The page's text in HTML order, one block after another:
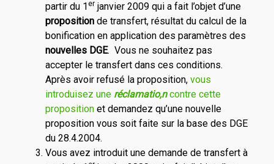
partir du 1erjanvier 2009 qui a fait l’objet d’une
propositionde transfert, résultat du calcul de la
bonification en application des paramètres des
nouvelles DGE. Vous ne souhaitez pas
accepter le transfert dans ces conditions.
Après avoir refusé la proposition, vous
introduisez une réclamatio,n contre cette
proposition et demandez qu’une nouvelle
proposition vous soit faite sur la base des DGE
du 28.4.2004.
Vous avez introduit une demande de transfert à